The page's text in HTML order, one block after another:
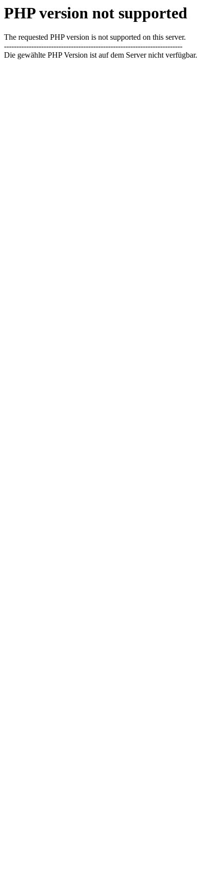
PHP version not supported
The requested PHP version is not supported on this server.
------------------------------------------------------------------------
Die gewählte PHP Version ist auf dem Server nicht verfügbar.